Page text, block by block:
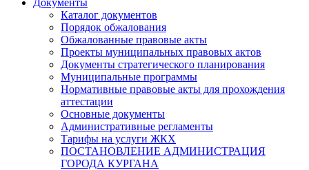
Документы
Каталог документов
Порядок обжалования
Обжалованные правовые акты
Проекты муниципальных правовых актов
Документы стратегического планирования
Муниципальные программы
Нормативные правовые акты для прохождения
аттестации
Основные документы
Административные регламенты
Тарифы на услуги ЖКХ
ПОСТАНОВЛЕНИЕ АДМИНИСТРАЦИЯ
ГОРОДА КУРГАНА